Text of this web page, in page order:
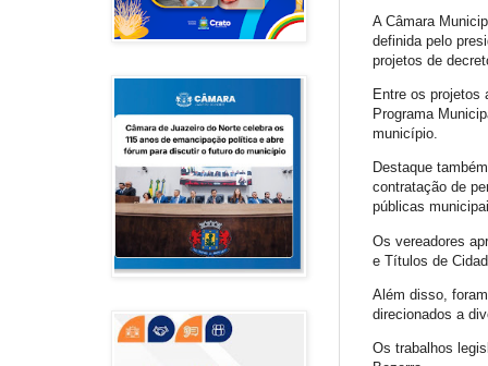
A Câmara
definida pelo
projetos de
Entre os projetos
Programa
município.
Destaque
contratação de
públicas
Os vereadores
e Títulos de
Além disso,
direcionados a
Os trabalhos